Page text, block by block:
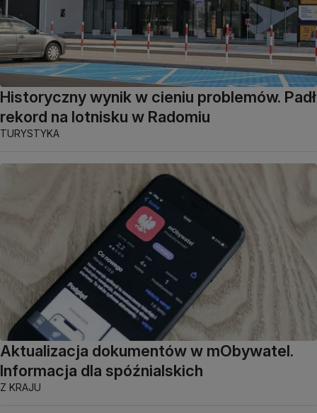
Historyczny wynik w cieniu problemów. Padł
rekord na lotnisku w Radomiu
TURYSTYKA
Aktualizacja dokumentów w mObywatel.
Informacja dla spóźnialskich
Z KRAJU